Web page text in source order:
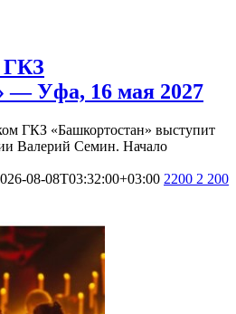
ГКЗ
— Уфа, 16 мая 2027
ГКЗ «Башкортостан» выступит
Валерий Семин. Начало
08-08T03:32:00+03:00 2200 2 200